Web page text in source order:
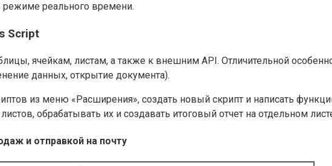
режиме реального времени.
Script
ячейкам, листам, а также к внешним API. Отличительной
данных, открытие документа).
из меню «Расширения», создать новый скрипт и написать
обрабатывать их и создавать итоговый отчет на отдельном
и отправкой на почту